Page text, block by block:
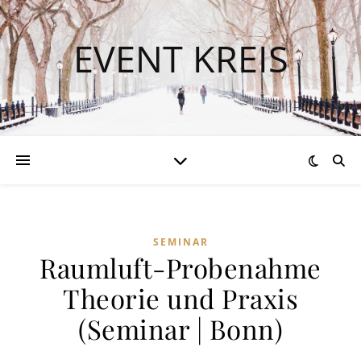
EVENT KREIS
SEMINAR
Raumluft-Probenahme
Theorie und Praxis
(Seminar | Bonn)